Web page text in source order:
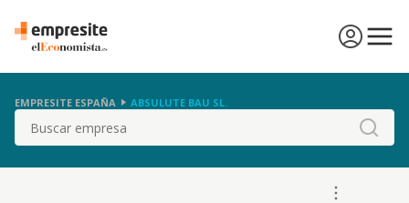
EMPRESITE ESPAÑA ABSULUTE BAU SL.
Buscar